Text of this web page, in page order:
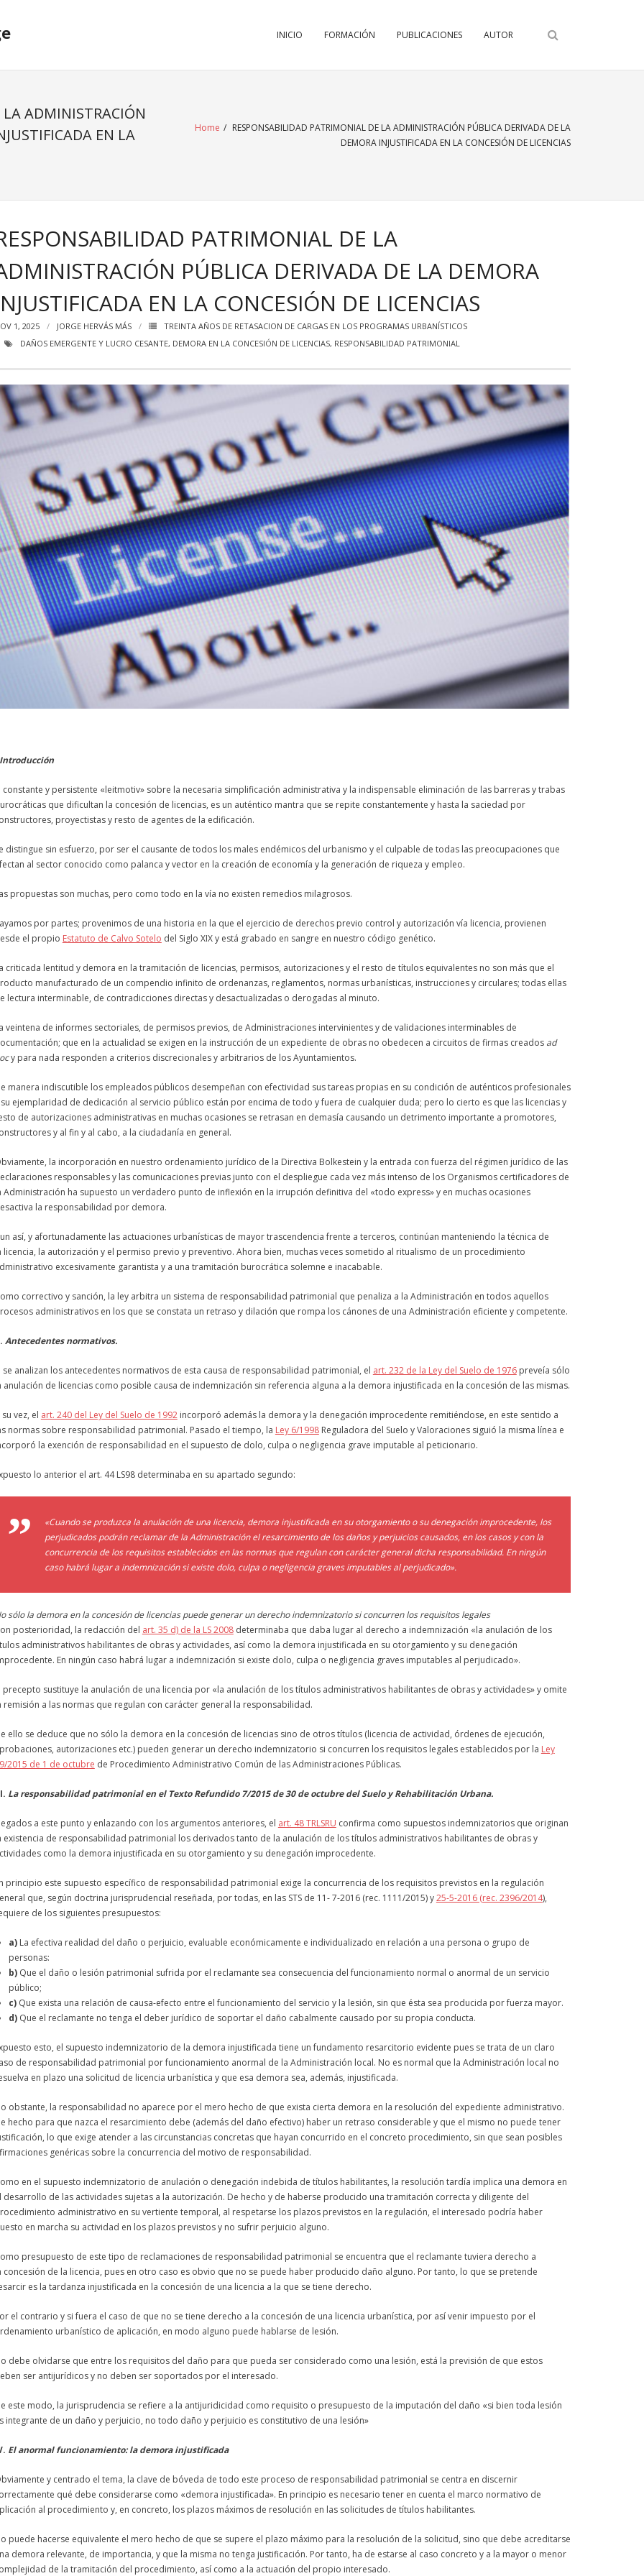
INICIO FORMACIÓN PUBLICACIONES AUTOR
ADMINISTRACIÓN
EN LA
Home / RESPONSABILIDAD PATRIMONIAL DE LA ADMINISTRACIÓN PÚBLICA DERIVADA DE LA
DEMORA INJUSTIFICADA EN LA CONCESIÓN DE LICENCIAS
PATRIMONIAL DE LA
PÚBLICA DERIVADA DE LA DEMORA
EN LA CONCESIÓN DE LICENCIAS
1, 2025 JORGE HERVÁS MÁS
TREINTA AÑOS DE RETASACION DE CARGAS EN LOS PROGRAMAS URBANÍSTICOS
DAÑOS EMERGENTE Y LUCRO CESANTE, DEMORA EN LA CONCESIÓN DE LICENCIAS, RESPONSABILIDAD PATRIMONIAL
Introducción
constante y persistente «leitmotiv» sobre la necesaria simplificación administrativa y la indispensable eliminación de las barreras y trabas
que dificultan la concesión de licencias, es un auténtico mantra que se repite constantemente y hasta la saciedad por
proyectistas y resto de agentes de la edificación.
distingue sin esfuerzo, por ser el causante de todos los males endémicos del urbanismo y el culpable de todas las preocupaciones que
al sector conocido como palanca y vector en la creación de economía y la generación de riqueza y empleo.
propuestas son muchas, pero como todo en la vía no existen remedios milagrosos.
por partes; provenimos de una historia en la que el ejercicio de derechos previo control y autorización vía licencia, provienen
el propio Estatuto de Calvo Sotelo del Siglo XIX y está grabado en sangre en nuestro código genético.
criticada lentitud y demora en la tramitación de licencias, permisos, autorizaciones y el resto de títulos equivalentes no son más que el
manufacturado de un compendio infinito de ordenanzas, reglamentos, normas urbanísticas, instrucciones y circulares; todas ellas
lectura interminable, de contradicciones directas y desactualizadas o derogadas al minuto.
veintena de informes sectoriales, de permisosprevios, de Administraciones intervinientes y de validaciones interminables de
que en la actualidad se exigen en la instrucción de un expediente de obras no obedecen a circuitos de firmas creados ad
y para nada responden a criterios discrecionales y arbitrarios de los Ayuntamientos.
manera indiscutible los empleados públicos desempeñan con efectividad sus tareas propias en su condición de auténticos profesionales
ejemplaridad de dedicación al servicio público están por encima de todo y fuera de cualquier duda; pero lo cierto es que las licenciasy
de autorizaciones administrativas en muchas ocasiones se retrasan en demasía causando un detrimento importante a promotores,
y al fin y al cabo, a la ciudadanía en general.
la incorporación en nuestro ordenamiento jurídico de la Directiva Bolkestein y la entrada con fuerza del régimen jurídico de las
responsables y las comunicaciones previas junto con el despliegue cada vez más intenso de los Organismos certificadores de
Administración ha supuesto un verdadero punto de inflexión en la irrupción definitiva del «todo express» y en muchas ocasiones
la responsabilidad por demora.
así, y afortunadamente las actuaciones urbanísticas de mayor trascendencia frente a terceros, continúan manteniendo la técnica de
licencia, la autorización y el permiso previo y preventivo. Ahora bien, muchas veces sometido al ritualismo de un procedimiento
excesivamente garantista y a una tramitación burocrática solemne e inacabable.
correctivo y sanción, la ley arbitra un sistema de responsabilidad patrimonial que penaliza a la Administración en todos aquellos
administrativos en los que se constata un retraso y dilación que rompa los cánones de una Administración eficiente y competente.
Antecedentes normativos.
se analizan los antecedentes normativos de esta causa de responsabilidad patrimonial, el art. 232 de la Ley del Suelo de 1976preveía sólo
anulación de licenciascomo posible causa de indemnización sin referencia alguna a la demora injustificada en la concesión de las mismas.
su vez, el art. 240 del Ley del Suelo de 1992incorporó además la demora y la denegación improcedente remitiéndose, en este sentido a
normas sobre responsabilidad patrimonial. Pasado el tiempo, la Ley 6/1998Reguladora del Suelo y Valoraciones siguió la misma línea e
la exención de responsabilidad en el supuesto de dolo, culpa o negligencia grave imputable al peticionario.
lo anterior el art. 44 LS98 determinaba en su apartado segundo:
«Cuando se produzca la anulación de una licencia, demora injustificadaen su otorgamiento o su denegación improcedente, los
perjudicados podrán reclamar de la Administración el resarcimiento de los daños y perjuicios causados, en los casos y con la
concurrencia de los requisitos establecidos en las normas que regulan con carácter general dicha responsabilidad. En ningún
caso habrá lugar a indemnización si existe dolo, culpa o negligencia graves imputables al perjudicado».
sólo la demoraen la concesiónde licenciaspuede generar un derecho indemnizatorio si concurren los requisitos legales
posterioridad, la redacción del art. 35 d) de la LS 2008determinaba que daba lugar al derecho a indemnización «la anulación de los
administrativos habilitantes de obras y actividades, así como la demora injustificada en su otorgamiento y su denegación
En ningún caso habrá lugar a indemnización si existe dolo, culpa o negligencia graves imputables al perjudicado».
precepto sustituye la anulación de una licencia por «la anulación de los títulos administrativos habilitantes de obras y actividades» y omite
remisión a las normas que regulan con carácter general la responsabilidad.
ello se deduce que no sólo la demora en la concesión de licenciassino de otros títulos (licencia de actividad, órdenes de ejecución,
autorizaciones etc.) pueden generar un derecho indemnizatorio si concurren los requisitos legales establecidos por la Ley
2015 de 1 de octubre de Procedimiento Administrativo Común de las Administraciones Públicas.
La responsabilidad patrimonial en el Texto Refundido 7/2015 de 30 de octubre del Suelo y Rehabilitación Urbana.
a este punto y enlazando con los argumentos anteriores, el art. 48 TRLSRU confirma como supuestos indemnizatorios que originan
existencia de responsabilidad patrimonial los derivadostanto de la anulación de los títulos administrativos habilitantes de obras y
como la demora injustificada en su otorgamiento y su denegación improcedente.
principio este supuesto específico de responsabilidad patrimonial exige la concurrencia de los requisitos previstos en la regulación
que, según doctrina jurisprudencial reseñada, por todas, en las STS de 11- 7-2016 (rec. 1111/2015) y25-5-2016 (rec. 2396/2014),
de los siguientes presupuestos:
a) La efectiva realidad del daño o perjuicio, evaluable económicamente e individualizado en relación a una persona o grupo de
personas:
b) Que el daño o lesión patrimonial sufrida por el reclamante sea consecuencia del funcionamiento normal o anormal de un servicio
público;
c) Que exista una relación de causa-efecto entre el funcionamiento del servicio y la lesión, sin que ésta sea producida por fuerza mayor.
d) Que el reclamante no tenga el deber jurídico de soportar el daño cabalmente causado por su propia conducta.
esto, el supuesto indemnizatorio de la demora injustificada tiene un fundamento resarcitorio evidente pues se trata de un claro
de responsabilidad patrimonial por funcionamiento anormal de la Administración local. No es normal que la Administración local no
en plazo una solicitud de licencia urbanística y que esa demora sea, además, injustificada.
obstante, la responsabilidad no aparece por el mero hecho de que exista cierta demora en la resolución del expediente administrativo.
hecho para que nazca el resarcimiento debe (además del daño efectivo) haber un retraso considerable y que el mismo no puede tener
lo que exige atender a las circunstancias concretas que hayan concurrido en el concreto procedimiento, sin que sean posibles
genéricas sobre la concurrencia del motivo de responsabilidad.
en el supuesto indemnizatorio de anulación o denegación indebida de títulos habilitantes, la resolución tardía implica una demora en
desarrollo de las actividades sujetas a la autorización. De hecho y de haberse producido una tramitación correcta y diligente del
administrativo en su vertiente temporal, al respetarse los plazos previstos en la regulación, el interesado podría haber
en marcha su actividad en los plazos previstos y no sufrir perjuicio alguno.
presupuesto de este tipo de reclamaciones de responsabilidad patrimonial se encuentra que el reclamante tuviera derecho a
concesión de la licencia, pues en otro caso es obvio que no se puede haber producido daño alguno. Por tanto, lo que se pretende
es la tardanza injustificada en la concesión de una licencia a la que se tiene derecho.
el contrario y si fuera el caso de que no se tiene derecho a la concesión de una licencia urbanística, por así venir impuesto por el
urbanístico de aplicación, en modo alguno puede hablarse de lesión.
debe olvidarse que entre los requisitos del daño para que pueda ser considerado como una lesión, está la previsión de que estos
ser antijurídicos y no deben ser soportados por el interesado.
este modo, la jurisprudencia se refiere a la antijuridicidad como requisito o presupuesto de la imputación del daño «si bien toda lesión
integrante de un daño y perjuicio, no todo daño y perjuicio es constitutivo de una lesión»
El anormal funcionamiento: lademora injustificada
y centrado el tema, la clave de bóveda de todo este proceso de responsabilidad patrimonial se centra en discernir
qué debe considerarse como «demora injustificada». En principio es necesario tener en cuenta el marco normativo de
al procedimiento y, en concreto, los plazos máximos de resolución en las solicitudes de títulos habilitantes.
puede hacerse equivalente el mero hecho de que se supere el plazo máximo para la resolución de la solicitud, sino que debe acreditarse
demora relevante, de importancia, y que la misma no tenga justificación. Por tanto, ha de estarse al caso concreto y a la mayor o menor
de la tramitación del procedimiento, así como a la actuación del propio interesado.